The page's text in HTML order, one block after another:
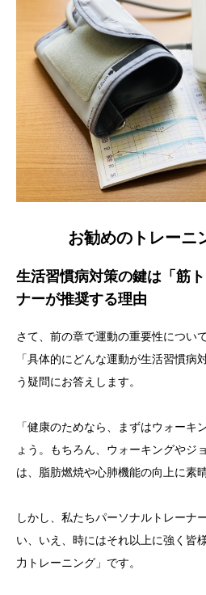
お勧めのトレーニ
生活習慣病対策の鍵は「筋
ナーが推奨する理由
さて、前の章で運動の重要性につい
「具体的にどんな運動が生活習慣病
う疑問にお答えします。
「健康のためなら、まずはウォーキ
ょう。もちろん、ウォーキングやジ
は、脂肪燃焼や心肺機能の向上に素
しかし、私たちパーソナルトレーナ
い、いえ、時にはそれ以上に強く皆
力トレーニング」です。